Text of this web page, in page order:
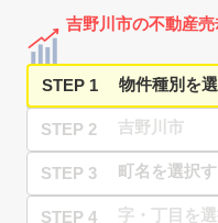
吉野川市の不動産
STEP 1
STEP 2
STEP 3
STEP 4